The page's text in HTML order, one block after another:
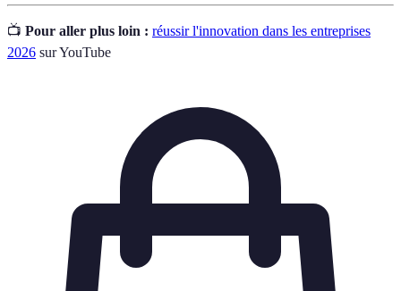
📺 Pour aller plus loin : réussir l'innovation dans les entreprises
2026 sur YouTube